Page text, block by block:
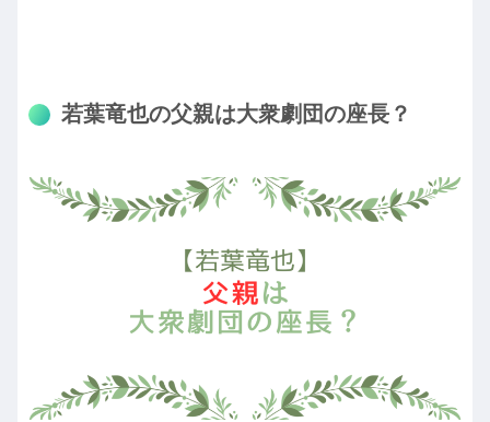
若葉竜也の父親は大衆劇団の座長？